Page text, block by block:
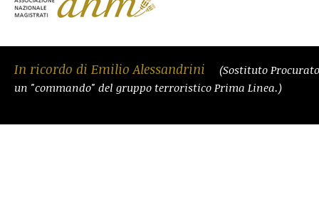
In ricordo di Emilio Alessandrini
(Sostituto
un "commando" del gruppo terroristico Prima Linea.)